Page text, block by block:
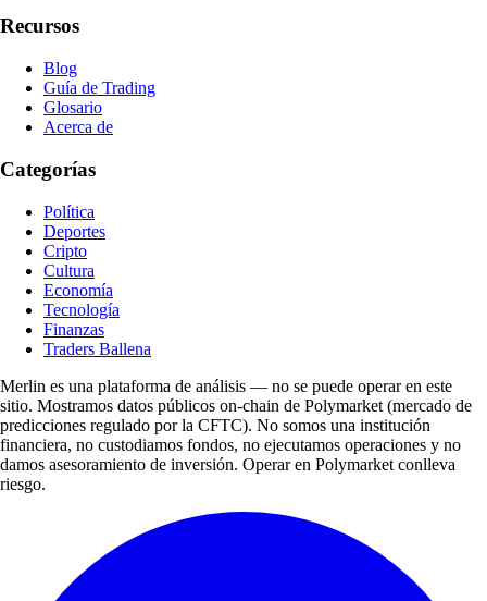
Recursos
Blog
Guía de Trading
Glosario
Acerca de
Categorías
Política
Deportes
Cripto
Cultura
Economía
Tecnología
Finanzas
Traders Ballena
Merlin es una plataforma de análisis — no se puede operar en este
sitio. Mostramos datos públicos on-chain de Polymarket (mercado de
predicciones regulado por la CFTC). No somos una institución
financiera, no custodiamos fondos, no ejecutamos operaciones y no
damos asesoramiento de inversión. Operar en Polymarket conlleva
riesgo.